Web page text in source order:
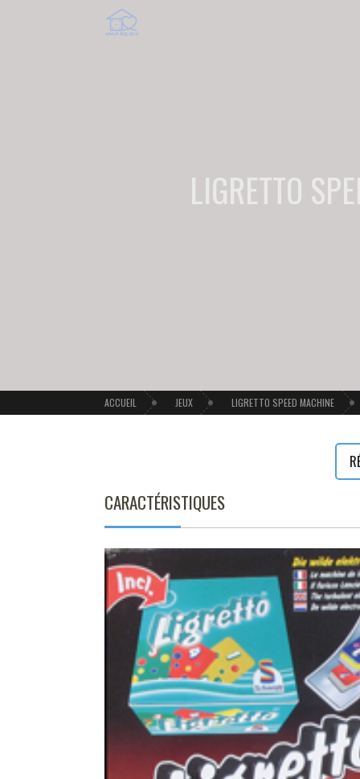
LIGRETTO
ACCUEIL JEUX LIGRETTO SPEED MACHINE
CARACTÉRISTIQUES